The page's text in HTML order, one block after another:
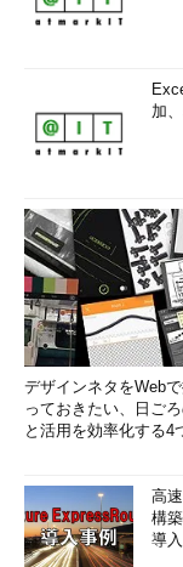
加
デザインネタをWeb
っておきたい、日ご
と活用を効率化する4
高
構
導